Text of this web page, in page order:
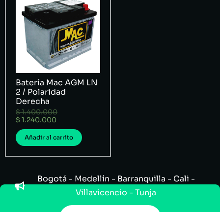
Batería Mac AGM LN
2 / Polaridad
Derecha
$1.400.000
$ 1.240.000
Añadir al carrito
Bogotá - Medellín - Barranquilla - Cali -
Villavicencio - Tunja